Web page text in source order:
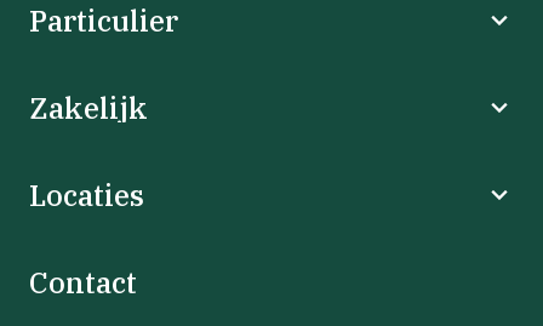
Particulier
Zakelijk
Locaties
Contact